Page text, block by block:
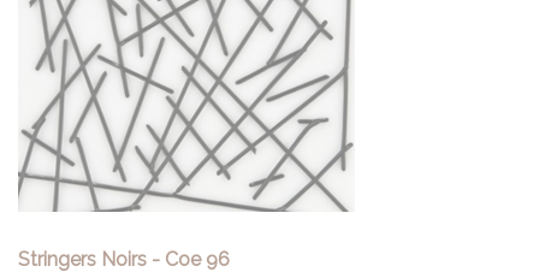
Stringers Noirs - Coe 96